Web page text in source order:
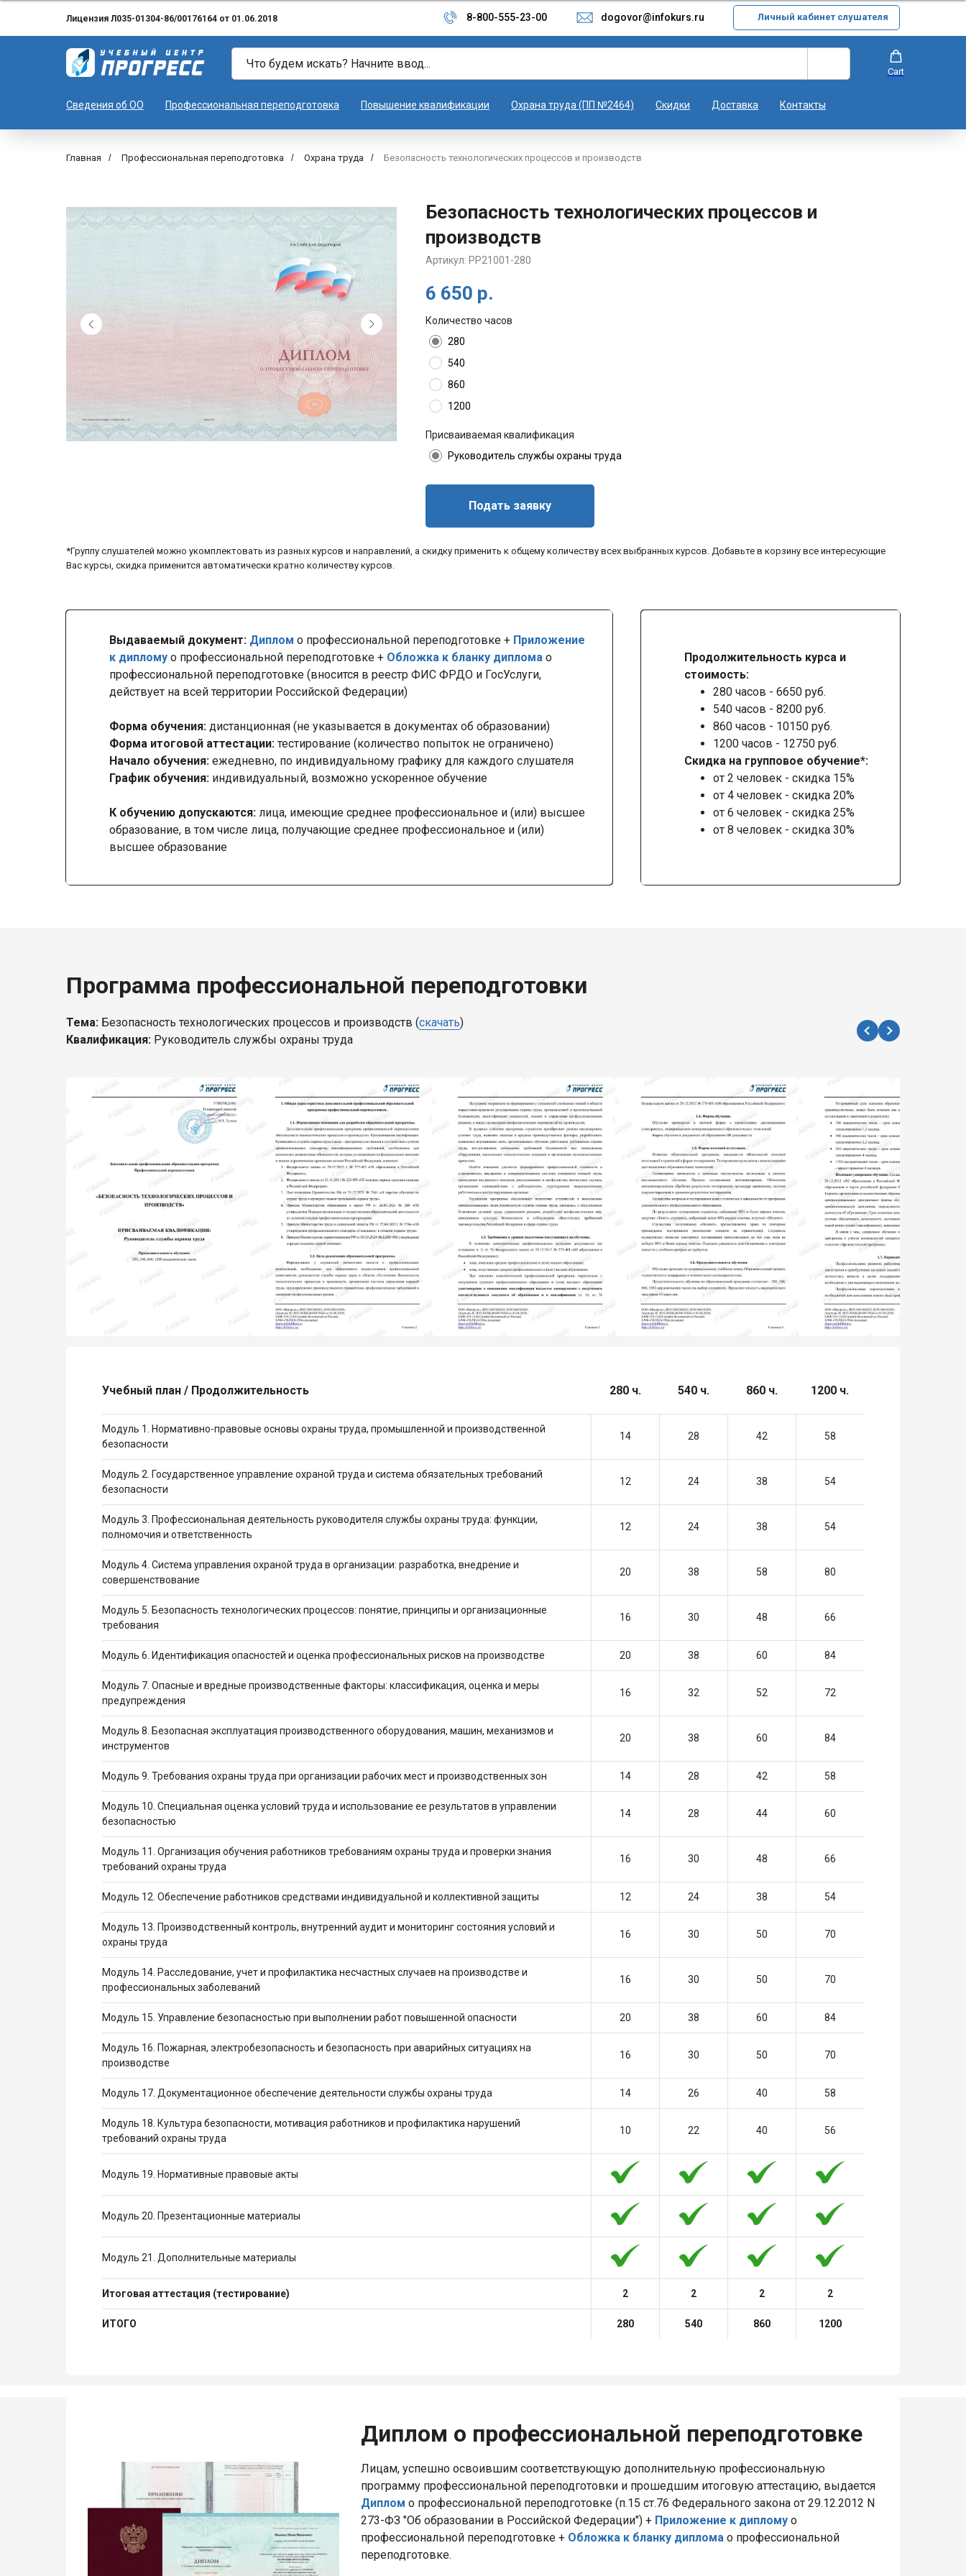
Лицензия Л035-01304-86/00176164 от 01.06.2018 8-800-555-23-00 dogovor@infokurs.ru Личный кабинет слушателя
Cart
Сведения об ОО Профессиональная переподготовка Повышение квалификации Охрана труда (ПП №2464) Скидки Доставка Контакты
Главная / Профессиональная переподготовка / Охрана труда / Безопасность технологических процессов и производств
Безопасность технологических процессов и
производств
Артикул: PP21001-280
6 650 р.
Количество часов
280
540
860
1200
Присваиваемая квалификация
Руководитель службы охраны труда
Подать заявку
*Группу слушателей можно укомплектовать из разных курсов и направлений, а скидку применить к общему количеству всех выбранных курсов. Добавьте в корзину все интересующие
Вас курсы, скидка применится автоматически кратно количеству курсов.
Выдаваемый документ: Диплом о профессиональной переподготовке + Приложение
к диплому о профессиональной переподготовке + Обложка к бланку диплома о
профессиональной переподготовке (вносится в реестр ФИС ФРДО и ГосУслуги,
действует на всей территории Российской Федерации)
Форма обучения: дистанционная (не указывается в документах об образовании)
Форма итоговой аттестации: тестирование (количество попыток не ограничено)
Начало обучения: ежедневно, по индивидуальному графику для каждого слушателя
График обучения: индивидуальный, возможно ускоренное обучение
К обучению допускаются: лица, имеющие среднее профессиональное и (или) высшее
образование, в том числе лица, получающие среднее профессиональное и (или)
высшее образование
Продолжительность курса и
стоимость:
280 часов - 6650 руб.
540 часов - 8200 руб.
860 часов - 10150 руб.
1200 часов - 12750 руб.
Скидка на групповое обучение*:
от 2 человек - скидка 15%
от 4 человек - скидка 20%
от 6 человек - скидка 25%
от 8 человек - скидка 30%
Программа профессиональной переподготовки
Тема: Безопасность технологических процессов и производств (скачать)
Квалификация: Руководитель службы охраны труда
Учебный план / Продолжительность 280 ч. 540 ч. 860 ч. 1200 ч.
Модуль 1. Нормативно-правовые основы охраны труда, промышленной и производственной
безопасности
14 28 42 58
Модуль 2. Государственное управление охраной труда и система обязательных требований
безопасности
12 24 38 54
Модуль 3. Профессиональная деятельность руководителя службы охраны труда: функции,
полномочия и ответственность
12 24 38 54
Модуль 4. Система управления охраной труда в организации: разработка, внедрение и
совершенствование
20 38 58 80
Модуль 5. Безопасность технологических процессов: понятие, принципы и организационные
требования
16 30 48 66
Модуль 6. Идентификация опасностей и оценка профессиональных рисков на производстве 20 38 60 84
Модуль 7. Опасные и вредные производственные факторы: классификация, оценка и меры
предупреждения
16 32 52 72
Модуль 8. Безопасная эксплуатация производственного оборудования, машин, механизмов и
инструментов
20 38 60 84
Модуль 9. Требования охраны труда при организации рабочих мест и производственных зон 14 28 42 58
Модуль 10. Специальная оценка условий труда и использование ее результатов в управлении
безопасностью
14 28 44 60
Модуль 11. Организация обучения работников требованиям охраны труда и проверки знания
требований охраны труда
16 30 48 66
Модуль 12. Обеспечение работников средствами индивидуальной и коллективной защиты 12 24 38 54
Модуль 13. Производственный контроль, внутренний аудит и мониторинг состояния условий и
охраны труда
16 30 50 70
Модуль 14. Расследование, учет и профилактика несчастных случаев на производстве и
профессиональных заболеваний
16 30 50 70
Модуль 15. Управление безопасностью при выполнении работ повышенной опасности 20 38 60 84
Модуль 16. Пожарная, электробезопасность и безопасность при аварийных ситуациях на
производстве
16 30 50 70
Модуль 17. Документационное обеспечение деятельности службы охраны труда 14 26 40 58
Модуль 18. Культура безопасности, мотивация работников и профилактика нарушений
требований охраны труда
10 22 40 56
Модуль 19. Нормативные правовые акты
Модуль 20. Презентационные материалы
Модуль 21. Дополнительные материалы
Итоговая аттестация (тестирование) 2 2 2 2
ИТОГО 280 540 860 1200
Диплом о профессиональной переподготовке
Лицам, успешно освоившим соответствующую дополнительную профессиональную
программу профессиональной переподготовки и прошедшим итоговую аттестацию, выдается
Диплом о профессиональной переподготовке (п.15 ст.76 Федерального закона от 29.12.2012 N
273-ФЗ "Об образовании в Российской Федерации") + Приложение к диплому о
профессиональной переподготовке + Обложка к бланку диплома о профессиональной
переподготовке.